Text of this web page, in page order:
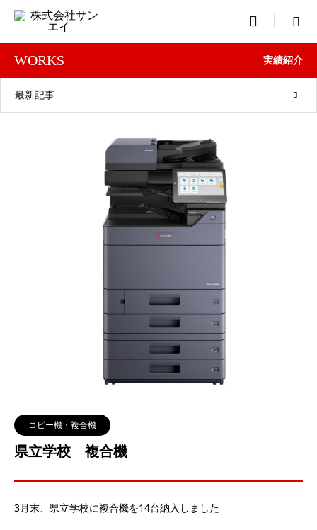

WORKS 実績紹介
最新記事
コピー機・複合機
県立学校 複合機
3月末、県立学校に複合機を14台納入しました